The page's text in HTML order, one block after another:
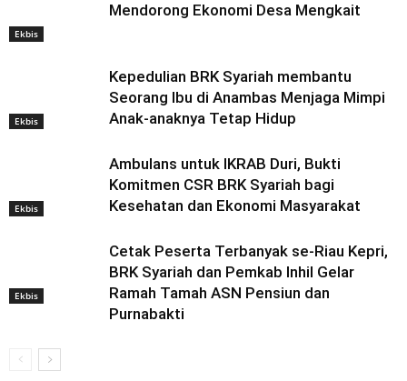
Ekbis
Mendorong Ekonomi Desa Mengkait
Ekbis
Kepedulian BRK Syariah membantu
Seorang Ibu di Anambas Menjaga Mimpi
Anak-anaknya Tetap Hidup
Ekbis
Ambulans untuk IKRAB Duri, Bukti
Komitmen CSR BRK Syariah bagi
Kesehatan dan Ekonomi Masyarakat
Ekbis
Cetak Peserta Terbanyak se-Riau Kepri,
BRK Syariah dan Pemkab Inhil Gelar
Ramah Tamah ASN Pensiun dan
Purnabakti